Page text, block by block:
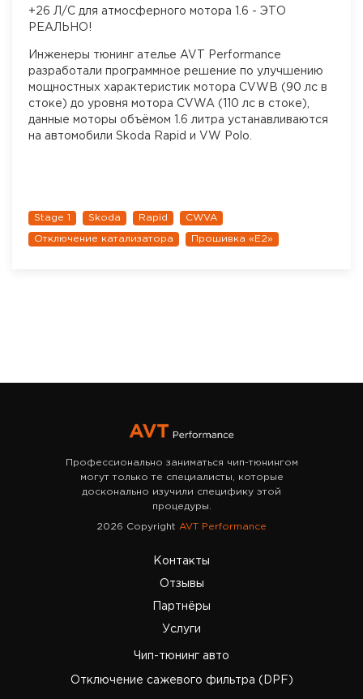
+26 Л/С для атмосферного мотора 1.6 - ЭТО
РЕАЛЬНО!
Инженеры тюнинг ателье AVT Performance
разработали программное решение по улучшению
мощностных характеристик мотора CVWB (90 лс в
стоке) до уровня мотора CVWA (110 лс в стоке),
данные моторы объёмом 1.6 литра устанавливаются
на автомобили Skoda Rapid и VW Polo.
Stage 1 Skoda Rapid CWVA
Отключение катализатора Прошивка «Е2»
Профессионально заниматься чип-тюнингом
могут только те специалисты, которые
досконально изучили специфику этой
процедуры.
2026 Copyright AVT Performance
Услуги
Чип-тюнинг авто
Отключение сажевого фильтра (DPF)
Партнёры
Отзывы
Контакты